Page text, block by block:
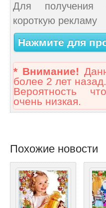
Для получения
короткую рекламу
Нажмите для
* Внимание!
более 2 лет назад.
Вероятность
очень низкая.
Похожие новости